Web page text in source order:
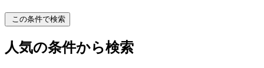
この条件で検索
人気の条件から検索